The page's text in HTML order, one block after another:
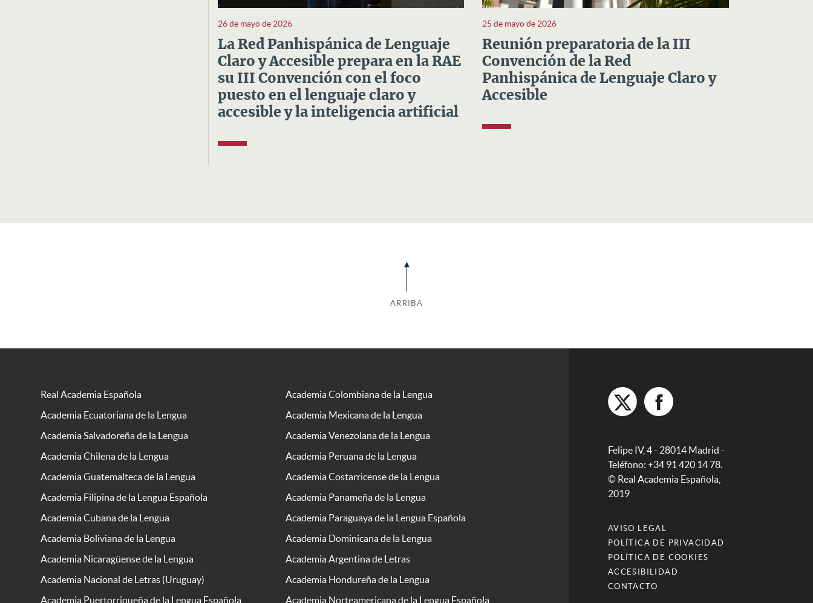
26 de mayo de 2026
La Red Panhispánica de Lenguaje
Claro y Accesible prepara en la RAE
su III Convención con el foco
puesto en el lenguaje claro y
accesible y la inteligencia artificial
25 de mayo de 2026
Reunión preparatoria de la III
Convención de la Red
Panhispánica de Lenguaje Claro y
Accesible
ARRIBA
Real Academia Española
Academia Colombiana de la Lengua
Academia Ecuatoriana de la Lengua
Academia Mexicana de la Lengua
Academia Salvadoreña de la Lengua
Academia Venezolana de la Lengua
Academia Chilena de la Lengua
Academia Peruana de la Lengua
Academia Guatemalteca de la Lengua
Academia Costarricense de la Lengua
Academia Filipina de la Lengua Española
Academia Panameña de la Lengua
Academia Cubana de la Lengua
Academia Paraguaya de la Lengua Española
Academia Boliviana de la Lengua
Academia Dominicana de la Lengua
Academia Nicaragüense de la Lengua
Academia Argentina de Letras
Academia Nacional de Letras (Uruguay)
Academia Hondureña de la Lengua
Academia Puertorriqueña de la Lengua Española
Academia Norteamericana de la Lengua Española
Felipe IV, 4 - 28014 Madrid -
Teléfono: +34 91 420 14 78.
© Real Academia Española,
2019
AVISO LEGAL
POLÍTICA DE PRIVACIDAD
POLÍTICA DE COOKIES
ACCESIBILIDAD
CONTACTO